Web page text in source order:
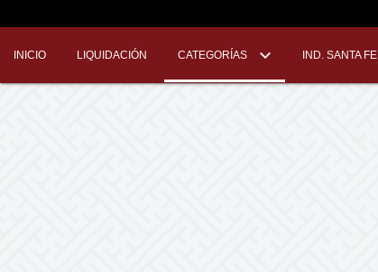
INICIO LIQUIDACIÓN CATEGORÍAS IND. SANTA FE